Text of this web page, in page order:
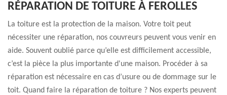
RÉPARATION DE TOITURE À FEROLLES
La toiture est la protection de la maison. Votre toit peut
nécessiter une réparation, nos couvreurs peuvent vous venir en
aide. Souvent oublié parce qu’elle est difficilement accessible,
c’est la pièce la plus importante d'une maison. Procéder à sa
réparation est nécessaire en cas d’usure ou de dommage sur le
toit. Quand faire la réparation de toiture ? Nos experts peuvent